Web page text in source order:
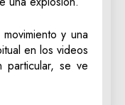
y una
en los videos
se ve